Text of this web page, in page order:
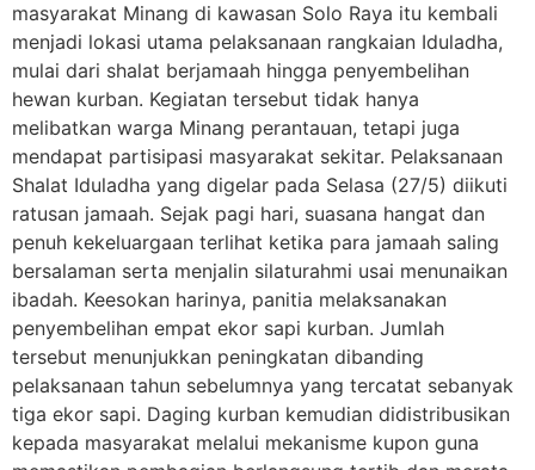
masyarakat Minang di kawasan Solo Raya itu kembali
menjadi lokasi utama pelaksanaan rangkaian Iduladha,
mulai dari shalat berjamaah hingga penyembelihan
hewan kurban. Kegiatan tersebut tidak hanya
melibatkan warga Minang perantauan, tetapi juga
mendapat partisipasi masyarakat sekitar. Pelaksanaan
Shalat Iduladha yang digelar pada Selasa (27/5) diikuti
ratusan jamaah. Sejak pagi hari, suasana hangat dan
penuh kekeluargaan terlihat ketika para jamaah saling
bersalaman serta menjalin silaturahmi usai menunaikan
ibadah. Keesokan harinya, panitia melaksanakan
penyembelihan empat ekor sapi kurban. Jumlah
tersebut menunjukkan peningkatan dibanding
pelaksanaan tahun sebelumnya yang tercatat sebanyak
tiga ekor sapi. Daging kurban kemudian didistribusikan
kepada masyarakat melalui mekanisme kupon guna